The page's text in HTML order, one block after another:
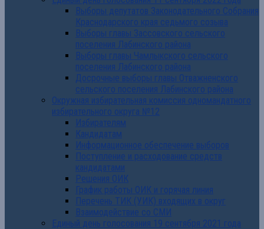
Выборы депутатов Законодательного Собрания
Краснодарского края седьмого созыва
Выборы главы Зассовского сельского
поселения Лабинского района
Выборы главы Чамлыкского сельского
поселения Лабинского района
Досрочные выборы главы Отважненского
сельского поселения Лабинского района
Окружная избирательная комиссия одномандатного
избирательного округа №12
Избирателям
Кандидатам
Информационное обеспечение выборов
Поступление и расходование средств
кандидатами
Решения ОИК
График работы ОИК и горячая линия
Перечень ТИК (УИК) входящих в округ
Взаимодействие со СМИ
Единый день голосования 19 сентября 2021 года